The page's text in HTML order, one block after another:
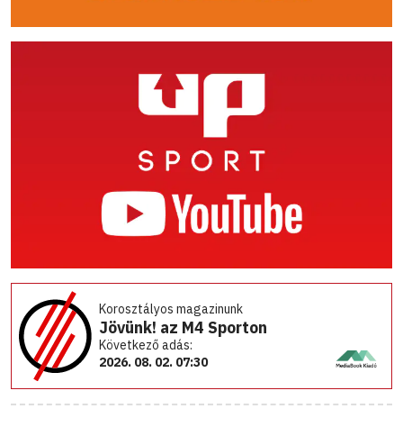
Korosztályos magazinunk
Jövünk! az M4 Sporton
Következő adás:
2026. 08. 02. 07:30